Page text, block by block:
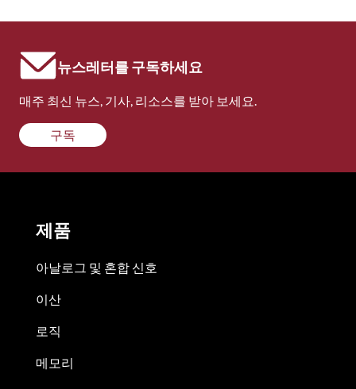
뉴스레터를 구독하세요
매주 최신 뉴스, 기사, 리소스를 받아 보세요.
구독
제품
아날로그 및 혼합 신호
이산
로직
메모리